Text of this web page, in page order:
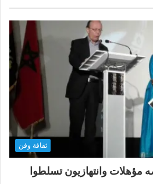
ثقافة وفن
مؤهلات وانتهازيون تسلطوا